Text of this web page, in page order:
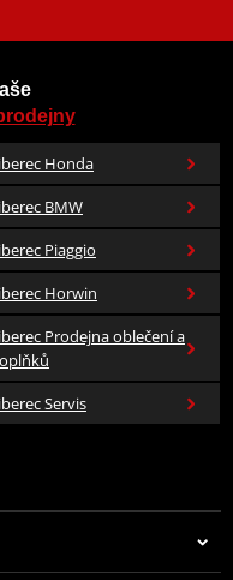
Honda
BMW
Piaggio
Horwin
Prodejna oblečení a
Servis